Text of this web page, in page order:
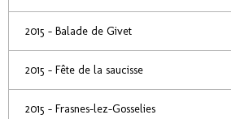
2015 - Balade de Givet
2015 - Fête de la saucisse
2015 - Frasnes-lez-Gosselies